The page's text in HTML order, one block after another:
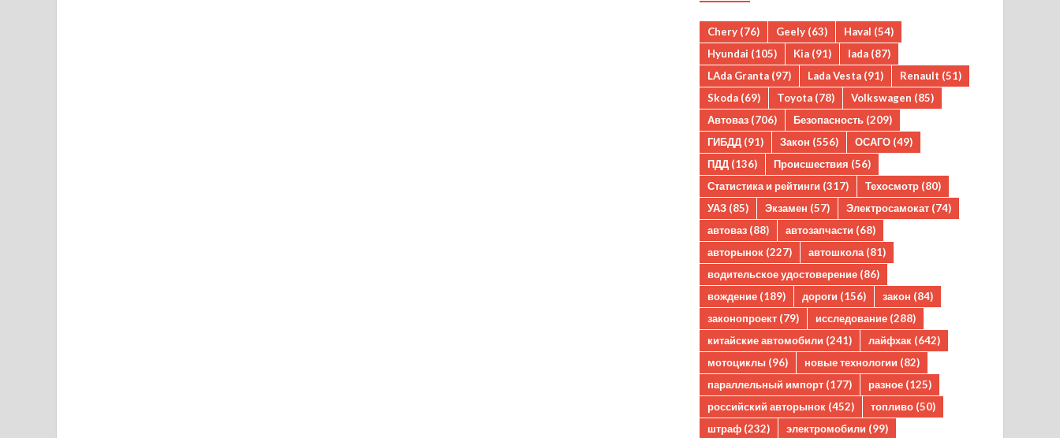
Chery (76) Geely (63) Haval (54)
Hyundai (105) Kia (91) lada (87)
LAda Granta (97) Lada Vesta (91) Renault (51)
Skoda (69) Toyota (78) Volkswagen (85)
Автоваз (706) Безопасность (209)
ГИБДД (91) Закон (556) ОСАГО (49)
ПДД (136) Происшествия (56)
Статистика и рейтинги (317) Техосмотр (80)
УАЗ (85) Экзамен (57) Электросамокат (74)
автоваз (88) автозапчасти (68)
авторынок (227) автошкола (81)
водительское удостоверение (86)
вождение (189) дороги (156) закон (84)
законопроект (79) исследование (288)
китайские автомобили (241) лайфхак (642)
мотоциклы (96) новые технологии (82)
параллельный импорт (177) разное (125)
российский авторынок (452) топливо (50)
штраф (232) электромобили (99)